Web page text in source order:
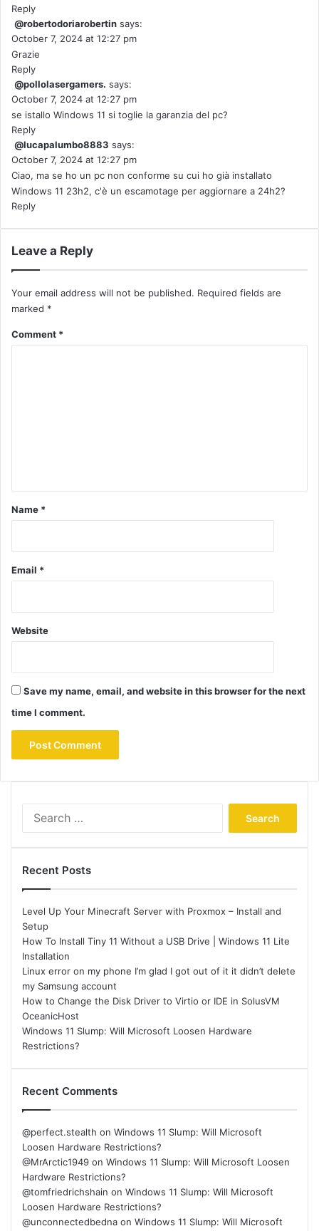
Reply
@robertodoriarobertin says:
October 7, 2024 at 12:27 pm
Grazie
Reply
@pollolasergamers. says:
October 7, 2024 at 12:27 pm
se istallo Windows 11 si toglie la garanzia del pc?
Reply
@lucapalumbo8883 says:
October 7, 2024 at 12:27 pm
Ciao, ma se ho un pc non conforme su cui ho già installato
Windows 11 23h2, c'è un escamotage per aggiornare a 24h2?
Reply
Leave a Reply
Your email address will not be published. Required fields are
marked *
Comment *
Name *
Email *
Website
Save my name, email, and website in this browser for the next
time I comment.
Recent Posts
Level Up Your Minecraft Server with Proxmox – Install and
Setup
How To Install Tiny 11 Without a USB Drive | Windows 11 Lite
Installation
Linux error on my phone I’m glad I got out of it it didn’t delete
my Samsung account
How to Change the Disk Driver to Virtio or IDE in SolusVM
OceanicHost
Windows 11 Slump: Will Microsoft Loosen Hardware
Restrictions?
Recent Comments
@perfect.stealth on Windows 11 Slump: Will Microsoft
Loosen Hardware Restrictions?
@MrArctic1949 on Windows 11 Slump: Will Microsoft Loosen
Hardware Restrictions?
@tomfriedrichshain on Windows 11 Slump: Will Microsoft
Loosen Hardware Restrictions?
@unconnectedbedna on Windows 11 Slump: Will Microsoft